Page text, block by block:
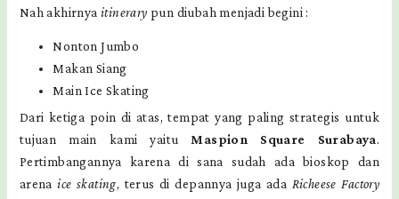
Nah akhirnyaitinerary pun diubah menjadi begini :
Nonton Jumbo
Makan Siang
Main Ice Skating
Dari ketiga poin di atas, tempat yang paling strategis untuk
tujuan main kami yaituMaspion Square Surabaya.
Pertimbangannya karena di sana sudah ada bioskop dan
arenaice skating, terus di depannya juga ada Richeese Factory